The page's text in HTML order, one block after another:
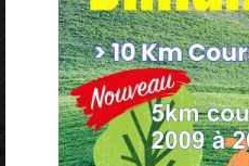
jeunes de 6 à 14 ans
la fiche sanitaire et l’autorisation